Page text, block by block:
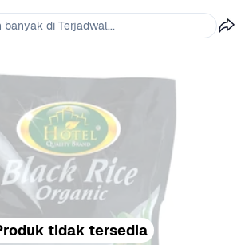
tidak tersedia
banyak di Terjadwal...